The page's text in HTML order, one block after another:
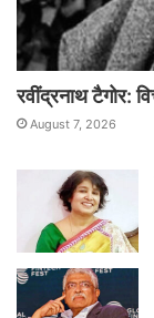
रवींद्रनाथ टैगोर:
August 7, 2026